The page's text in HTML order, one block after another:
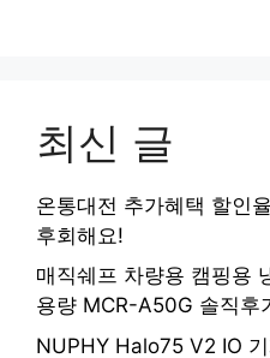
최신 글
온통대전 추가혜택 할인
후회해요!
매직쉐프 차량용 캠핑용
용량 MCR-A50G 솔직후
NUPHY Halo75 V2 IO